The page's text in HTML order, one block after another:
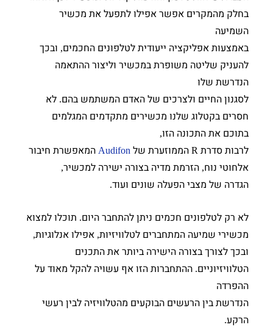
בחלק מהמקרים אפשר אפילו לתפעל את מכשיר
השמיעה
באמצעות אפליקציה ייעודית לטלפונים החכמים, ובכך
להעניק שליטה משופרת במכשיר וליצור ההתאמה
הנדרשת שלו
לסגנון החיים ולצרכים של האדם המשתמש בהם. לא
חסרים בקטלוג שלנו מכשירים מתקדמים המגלמים
בתוכם את התכונה הזו,
לרבות סדרת R הממוזערת של Audifon המאפשרת חיבור
אלחוטי נוח, הזרמת מדיה בצורה ישירה למכשיר,
הגדרה של מצבי הפעלה שונים ועוד.
לא רק לטלפונים חכמים ניתן להתחבר היום. תוכלו למצוא
מכשירי שמיעה המתחברים לטלוויזיות, אפילו אנלוגיות,
ובכך לצורך בצורה הישירה ביותר את התכנים
הטלוויזיוניים. ההתחברות הזו אף עשויה להקל מאוד על
ההפרדה
הנדרשת בין הרעשים הבוקעים מהטלוויזיה לבין רעשי
הרקע.